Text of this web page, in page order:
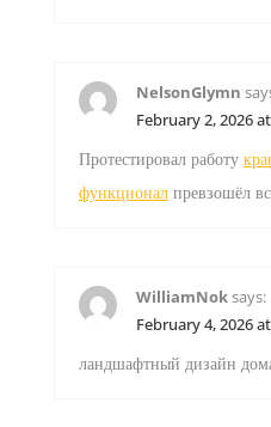
NelsonGlymn
February 2, 2026
Протестировал работу
функционал превзошёл
WilliamNoksays:
February 4, 2026
ландшафтный дизайн